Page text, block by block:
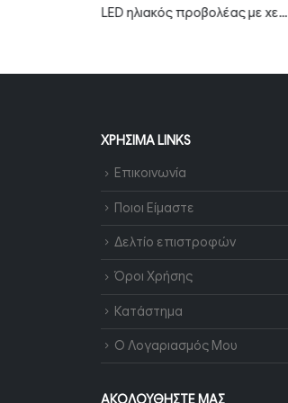
LED ηλιακός προβολέας με χειριστήριο και γρήγορη φόρτιση 20W 6000K μαύρο σώμα MTN-54581
ΧΡΉΣΙΜΑ LINKS
Επικοινωνία
Ποιοι Είμαστε
Δελτίο επιστροφών
Όροι Χρήσης
Κατάστημα
Ο Λογαριασμός Μου